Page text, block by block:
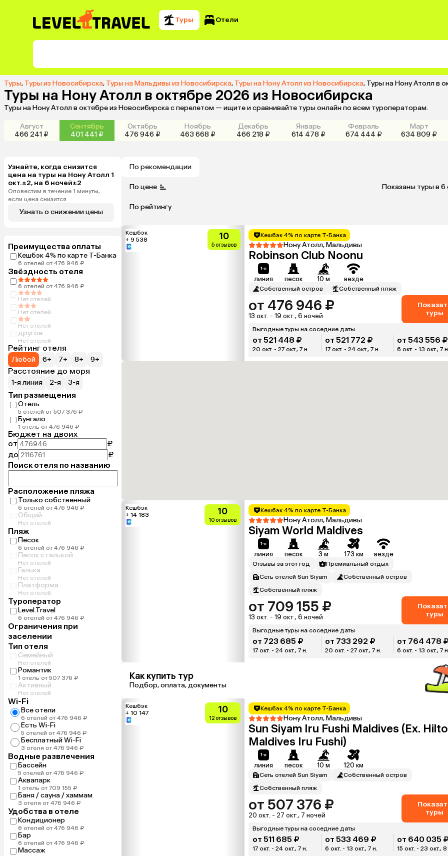
Туры Отели
Туры, Туры из Новосибирска, Туры на Мальдивы из Новосибирска, Туры на Нону Атолл из Новосибирска, Туры на Нону Атолл в
Туры на Нону Атолл в октябре 2026 из Новосибирска
Туры на Нону Атолл в октябре из Новосибирска с перелетом — ищите и сравнивайте туры онлайн по всем туроператорам.
Август
466 241 ₽
Сентябрь
401 441 ₽
Октябрь
476 946 ₽
Ноябрь
463 668 ₽
Декабрь
466 218 ₽
Январь
614 478 ₽
Февраль
674 444 ₽
Март
634 809 ₽
Узнайте, когда снизится
цена на туры на Нону Атолл 1
окт.±2, на 6 ночей±2
Оповестим в течение 1 минуты,
если цена снизится
Узнать о снижении цены
Преимущества оплаты
Кешбэк 4% по карте Т-Банка
6 отелей от 476 946 ₽
Звёздность отеля
6 отелей от 476 946 ₽
Нет отелей
Нет отелей
Нет отелей
другое
Нет отелей
Рейтинг отеля
Любой 6+ 7+ 8+ 9+
Расстояние до моря
1-я линия 2-я 3-я
Тип размещения
Отель
5 отелей от 507 376 ₽
Бунгало
1 отель от 476 946 ₽
Бюджет на двоих
от
₽
до
₽
Поиск отеля по названию
Расположение пляжа
Только собственный
6 отелей от 476 946 ₽
Общий
Нет отелей
Пляж
Песок
6 отелей от 476 946 ₽
Песок с галькой
Нет отелей
Галька
Нет отелей
Платформа
Нет отелей
Туроператор
Level.Travel
6 отелей от 476 946 ₽
Ограничения при
заселении
Тип отеля
Семейный
Нет отелей
Романтик
1 отель от 507 376 ₽
Активный
Нет отелей
Wi-Fi
Все отели
6 отелей от 476 946 ₽
Есть Wi-Fi
5 отелей от 476 946 ₽
Бесплатный Wi-Fi
3 отеля от 476 946 ₽
Водные развлечения
Бассейн
5 отелей от 476 946 ₽
Аквапарк
1 отель от 709 155 ₽
Баня / сауна / хаммам
3 отеля от 476 946 ₽
Удобства в отеле
Кондиционер
6 отелей от 476 946 ₽
Бар
6 отелей от 476 946 ₽
Массаж
По рекомендации
По цене
По рейтингу
Показаны туры в 6
Кешбэк
+ 9 538
10
5 отзывов
Кешбэк 4% по карте Т-Банка
Нону Атолл, Мальдивы
Robinson Club Noonu
линия песок 10 м везде
Собственный остров Собственный пляж
от 476 946 ₽
13 окт. - 19 окт., 6 ночей
туры
Выгодные туры на соседние даты
от 521 448 ₽
20 окт. - 27 окт., 7 н.
от 521 772 ₽
17 окт. - 24 окт., 7 н.
от 543 556 ₽
6 окт. - 13 окт., 7
Кешбэк
+ 14 183
10
10 отзывов
Кешбэк 4% по карте Т-Банка
Нону Атолл, Мальдивы
Siyam World Maldives
линия песок 3 м 173 км везде
Отзывы за этот год
Премиальный отдых
Сеть отелей Sun Siyam
Собственный остров
Собственный пляж
от 709 155 ₽
13 окт. - 19 окт., 6 ночей
туры
Выгодные туры на соседние даты
от 723 685 ₽
17 окт. - 24 окт., 7 н.
от 733 292 ₽
20 окт. - 27 окт., 7 н.
от 764 478
6 окт. - 13 окт., 7
Как купить тур
Подбор, оплата, документы
Кешбэк
+ 10 147
10
12 отзывов
Кешбэк 4% по карте Т-Банка
Нону Атолл, Мальдивы
Sun Siyam Iru Fushi Maldives (Ex.
Maldives Iru Fushi)
линия песок 10 м 120 км
Сеть отелей Sun Siyam
Собственный остров
Собственный пляж
от 507 376 ₽
20 окт. - 27 окт., 7 ночей
туры
Выгодные туры на соседние даты
от 511 685 ₽
17 окт. - 24 окт., 7 н.
от 533 469 ₽
6 окт. - 13 окт., 7 н.
от 640 035
15 окт. - 23 окт.,